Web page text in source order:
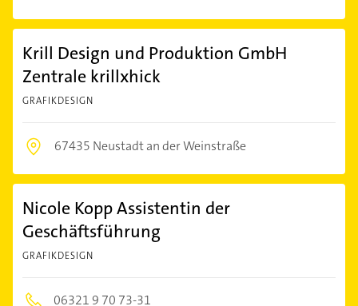
Krill Design und Produktion GmbH
Zentrale krillxhick
GRAFIKDESIGN
67435 Neustadt an der Weinstraße
Nicole Kopp Assistentin der
Geschäftsführung
GRAFIKDESIGN
06321 9 70 73-31